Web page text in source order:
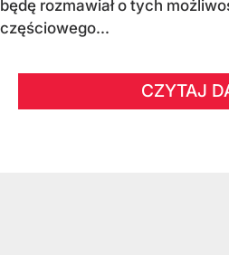
będę rozmawiał o tych
częściowego...
CZYTAJ